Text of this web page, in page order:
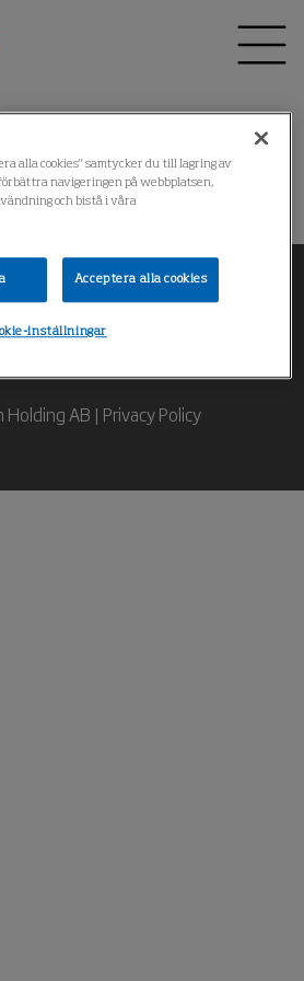
*
AB | Privacy Policy
alla cookies" samtycker du till lagring av
navigeringen på webbplatsen,
och bistå i våra
Acceptera alla cookies
inställningar